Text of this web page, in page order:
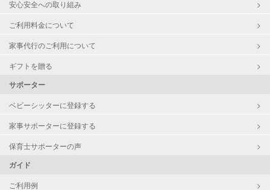
安心安全への取り組み
ご利用料金について
家事代行のご利用について
ギフトを贈る
サポーター
ベビーシッターに登録する
家事サポーターに登録する
保育士サポーターの声
ガイド
ご利用例